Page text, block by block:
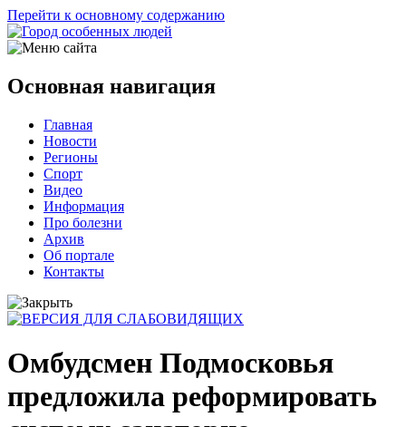
Перейти к основному содержанию
Основная навигация
Главная
Новости
Регионы
Спорт
Видео
Информация
Про болезни
Архив
Об портале
Контакты
Омбудсмен Подмосковья
предложила реформировать